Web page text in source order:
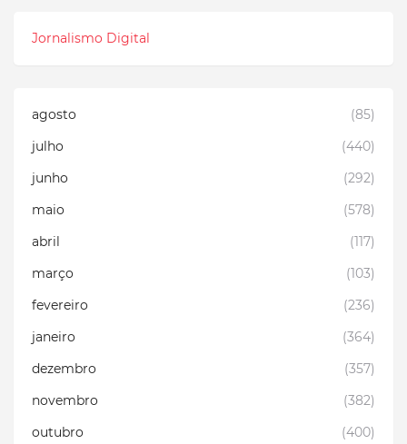
Jornalismo Digital
agosto
(85)
julho
(440)
junho
(292)
maio
(578)
abril
(117)
março
(103)
fevereiro
(236)
janeiro
(364)
dezembro
(357)
novembro
(382)
outubro
(400)